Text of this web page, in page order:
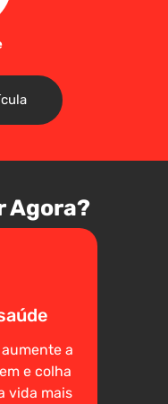
Agora?
a
e colha
vida mais